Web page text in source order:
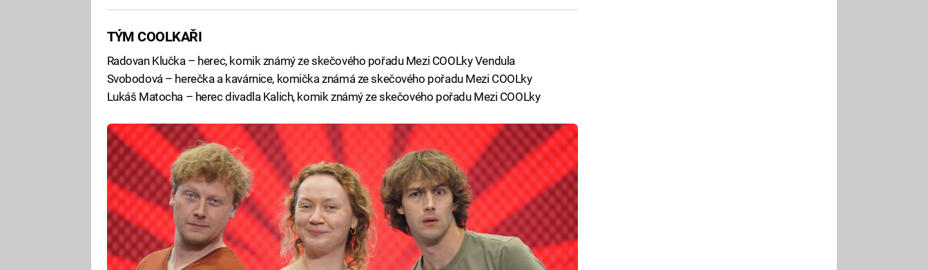
TÝM COOLKAŘI
Radovan Klučka – herec, komik známý ze skečového pořadu Mezi COOLky Vendula
Svobodová – herečka a kavárnice, komička známá ze skečového pořadu Mezi COOLky
Lukáš Matocha – herec divadla Kalich, komik známý ze skečového pořadu Mezi COOLky